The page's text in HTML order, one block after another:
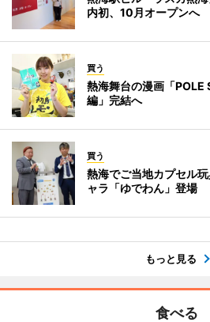
内初、10月オープンへ
買う
熱海舞台の漫画「
編」完結へ
買う
熱海でご当地カプセル
ャラ「ゆでわん」登場
もっと見る
食べる